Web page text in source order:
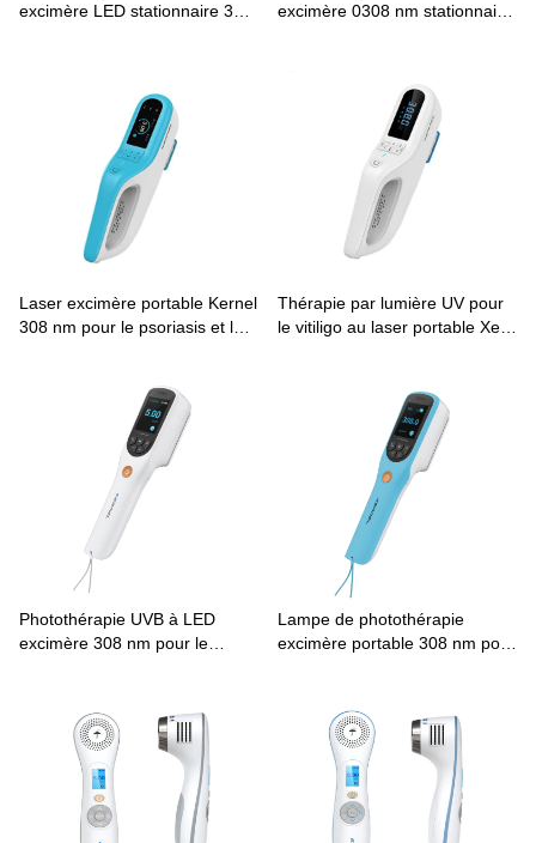
excimère LED stationnaire 308
excimère 0308 nm stationnaire
Laser excimère portable Kernel
308 nm pour le psoriasis et le
Thérapie par lumière UV pour
le vitiligo au laser portable XeCl
Photothérapie UVB à LED
excimère 308 nm pour le
Lampe de photothérapie
excimère portable 308 nm pour